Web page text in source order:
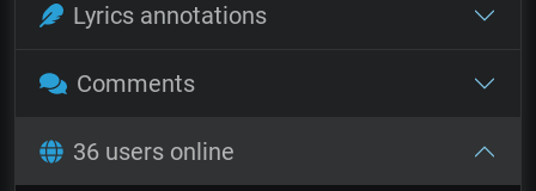
Lyrics annotations
Comments
36 users online